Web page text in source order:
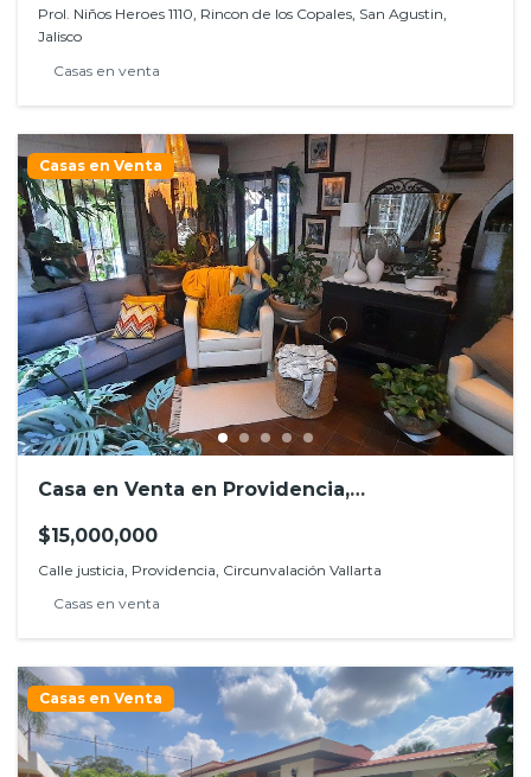
Prol. Niños Heroes 1110, Rincon de los Copales, San Agustin,
Jalisco
Casas en venta
Casas en Venta
Casa en Venta en Providencia,
$15,000,000
Calle justicia, Providencia, Circunvalación Vallarta
Casas en venta
Casas en Venta